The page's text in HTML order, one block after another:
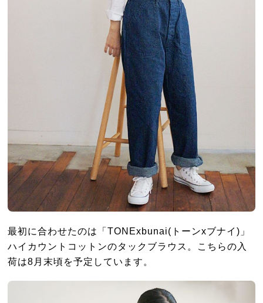
最初に合わせたのは「TONExbunai(トーンxブナイ)」
ハイカウントコットンのタックブラウス。こちらの入
荷は8月末頃を予定しています。